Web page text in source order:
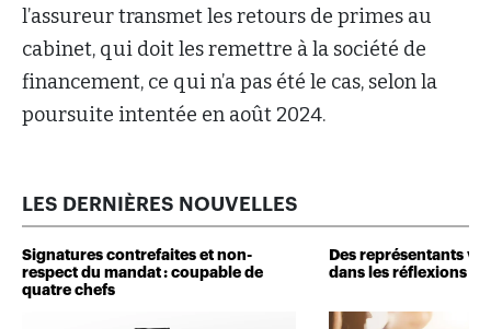
l’assureur transmet les retours de primes au
cabinet, qui doit les remettre à la société de
financement, ce qui n’a pas été le cas, selon la
poursuite intentée en août 2024.
LES DERNIÈRES NOUVELLES
Signatures contrefaites et non-
respect du mandat : coupable de
quatre chefs
Des représentants
dans les réflexions de